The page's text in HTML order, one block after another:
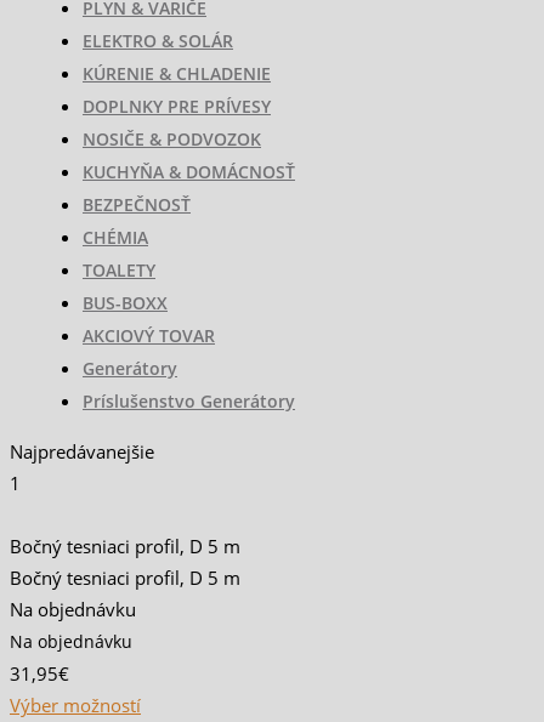
PLYN & VARIČE
ELEKTRO & SOLÁR
KÚRENIE & CHLADENIE
DOPLNKY PRE PRÍVESY
NOSIČE & PODVOZOK
KUCHYŇA & DOMÁCNOSŤ
BEZPEČNOSŤ
CHÉMIA
TOALETY
BUS-BOXX
AKCIOVÝ TOVAR
Generátory
Príslušenstvo Generátory
Najpredávanejšie
1
Bočný tesniaci profil, D 5 m
Bočný tesniaci profil, D 5 m
Na objednávku
Na objednávku
31,95€
Výber možností